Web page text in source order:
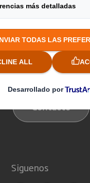
Servicios de
Estar en
Nuestras
Contacto
Siguenos